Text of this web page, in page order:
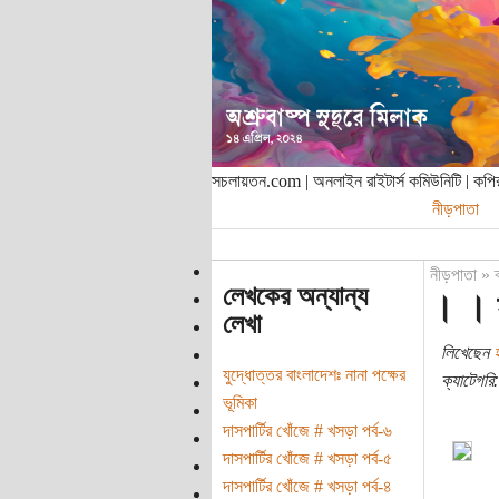
সচলায়তন.com | অনলাইন রাইটার্স কমিউনিটি |
নীড়পাতা
লেখকের অন্যান্য
লেখা
যুদ্ধোত্তর বাংলাদেশঃ নানা পক্ষের
ভূমিকা
দাসপার্টির খোঁজে # খসড়া পর্ব-৬
দাসপার্টির খোঁজে # খসড়া পর্ব-৫
দাসপার্টির খোঁজে # খসড়া পর্ব-৪
নীড়পাতা»
। ।
লিখেছেন
ক্যাটেগরি: